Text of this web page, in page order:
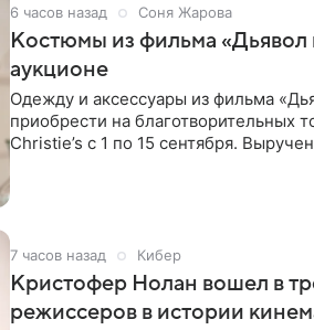
6 часов назад Соня Жарова
Костюмы из фильма «Дьявол
аукционе
Одежду и аксессуары из фильма
приобрести на благотворительных
Christie’s с 1 по 15 сентября.
7 часов назад Кибер
Кристофер Нолан вошел в
режиссеров в истории